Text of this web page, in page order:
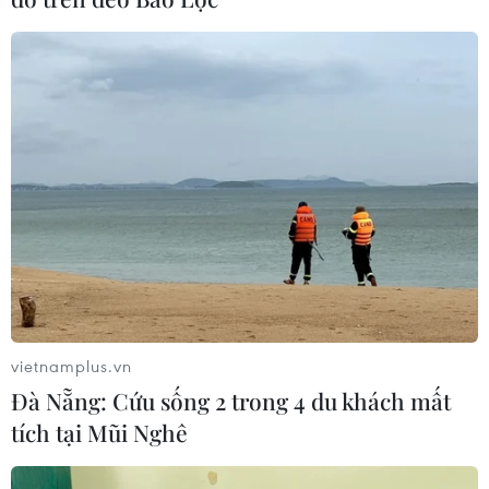
Từ hạt nhân đến eo biển
Hormuz: Đòn bẩy chiến lược mới của
06/08/2026 04:36
chấp thuận kế hoạch về Dải Gaza
Mỹ dỡ bỏ lệnh trừng phạt đối với
hãng hàng không Iraq
06/08/2026 03:34
Iran và Oman đạt thỏa thuận về
vietnamplus.vn
Đà Nẵng: Cứu sống 2 trong 4 du khách mất
tích tại Mũi Nghê